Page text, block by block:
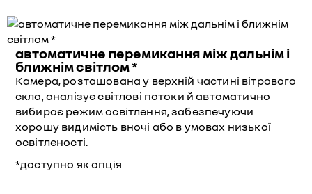
автоматичне перемикання між дальнім і
ближнім світлом *
Камера, розташована у верхній частині вітрового
скла, аналізує світлові потоки й автоматично
вибирає режим освітлення, забезпечуючи
хорошу видимість вночі або в умовах низької
освітленості.
*доступно як опція